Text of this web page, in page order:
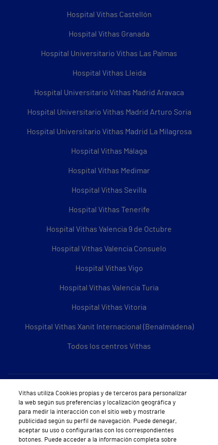
Hospital Vithas Castellón
Hospital Vithas Granada
Hospital Universitario Vithas Las Palmas
Hospital Vithas Lleida
Hospital Universitario Vithas Madrid Aravaca
Hospital Universitario Vithas Madrid Arturo Soria
Hospital Universitario Vithas Madrid La Milagrosa
Hospital Vithas Málaga
Hospital Vithas Medimar
Hospital Vithas Sevilla
Hospital Vithas Tenerife
Hospital Vithas Valencia 9 de Octubre
Hospital Vithas Valencia Consuelo
Hospital Vithas Vigo
Hospital Vithas Valencia Turia
Hospital Vithas Vitoria
Hospital Vithas Xanit Internacional (Benalmádena)
Todos los centros Vithas
Sobre Vithas
Quiénes somos
Trabajar en Vithas
Vithas utiliza Cookies propias y de terceros para personalizar
la web según sus preferencias y localización geográfica y
para medir la interacción con el sitio web y mostrarle
publicidad según su perfil de navegación. Puede denegar,
aceptar su uso o configurarlas con los correspondientes
botones. Puede acceder a la información completa sobre